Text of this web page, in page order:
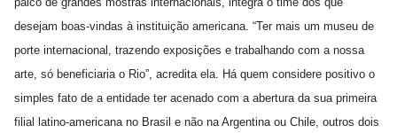
desejam boas-vindas à instituição americana. “Ter mais um museu de
porte internacional, trazendo exposições e trabalhando com a nossa
arte, só beneficiaria o Rio”, acredita ela. Há quem considere positivo o
simples fato de a entidade ter acenado com a abertura da sua primeira
filial latino-americana no Brasil e não na Argentina ou Chile, outros dois